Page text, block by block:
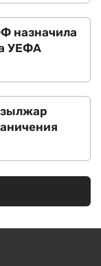
назначила
УЕФА